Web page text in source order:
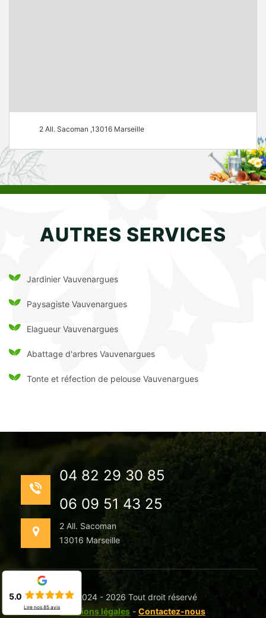
2 All. Sacoman ,13016 Marseille
AUTRES SERVICES
Jardinier Vauvenargues
Paysagiste Vauvenargues
Elagueur Vauvenargues
Abattage d'arbres Vauvenargues
Tonte et réfection de pelouse Vauvenargues
04 82 29 30 85
06 09 51 43 25
2 All. Sacoman
13016 Marseille
©2024 - 2026 Tout droit réservé
Mentions légales - Contactez-nous
5.0
Lire nos85avis